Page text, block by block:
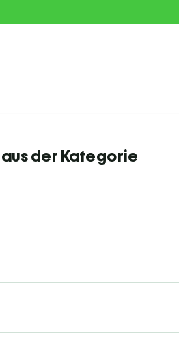
der Kategorie